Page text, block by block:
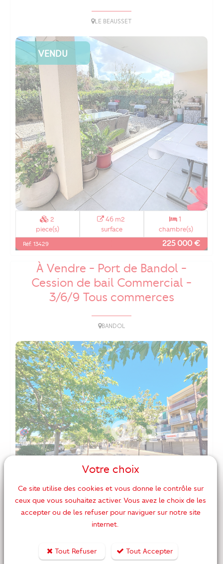
LE BEAUSSET
VENDU
2
piece(s)
46 m2
surface
1
chambre(s)
Réf. 13429 225 000 €
À Vendre - Port de Bandol -
Cession de bail Commercial -
3/6/9 Tous commerces
BANDOL
Maison de village de charme en
exclusivité avec superbe terrasse
Votre choix
Ce site utilise des cookies et vous donne le contrôle sur
ceux que vous souhaitez activer. Vous avez le choix de les
accepter ou de les refuser pour naviguer sur notre site
internet.
Tout Refuser Tout Accepter